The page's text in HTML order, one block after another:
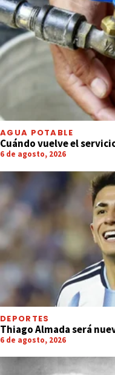
AGUA POTABLE
Cuándo vuelve el
6 de agosto, 2026
DEPORTES
Thiago Almada será
6 de agosto, 2026